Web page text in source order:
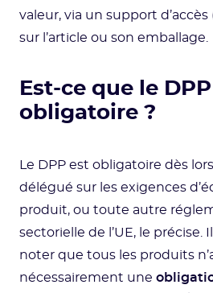
valeur, via un support d’accès
sur l’article ou son emballage.
Est-ce que le
obligatoire ?
Le DPP est obligatoire dès
délégué sur les exigences
produit, ou toute autre
sectorielle de l’UE, le
noter que tous les produits
nécessairement une